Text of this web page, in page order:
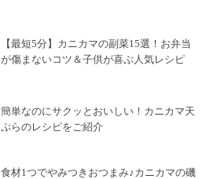
【最短5分】カニカマの副菜15選！お弁当
が傷まないコツ＆子供が喜ぶ人気レシピ
簡単なのにサクッとおいしい！カニカマ天
ぷらのレシピをご紹介
食材1つでやみつきおつまみ♪カニカマの磯